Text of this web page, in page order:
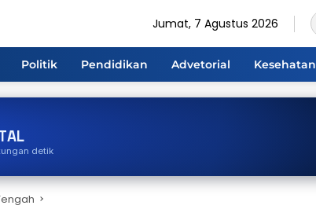
Jumat, 7 Agustus 2026
Politik Pendidikan Advetorial Kesehatan
detik